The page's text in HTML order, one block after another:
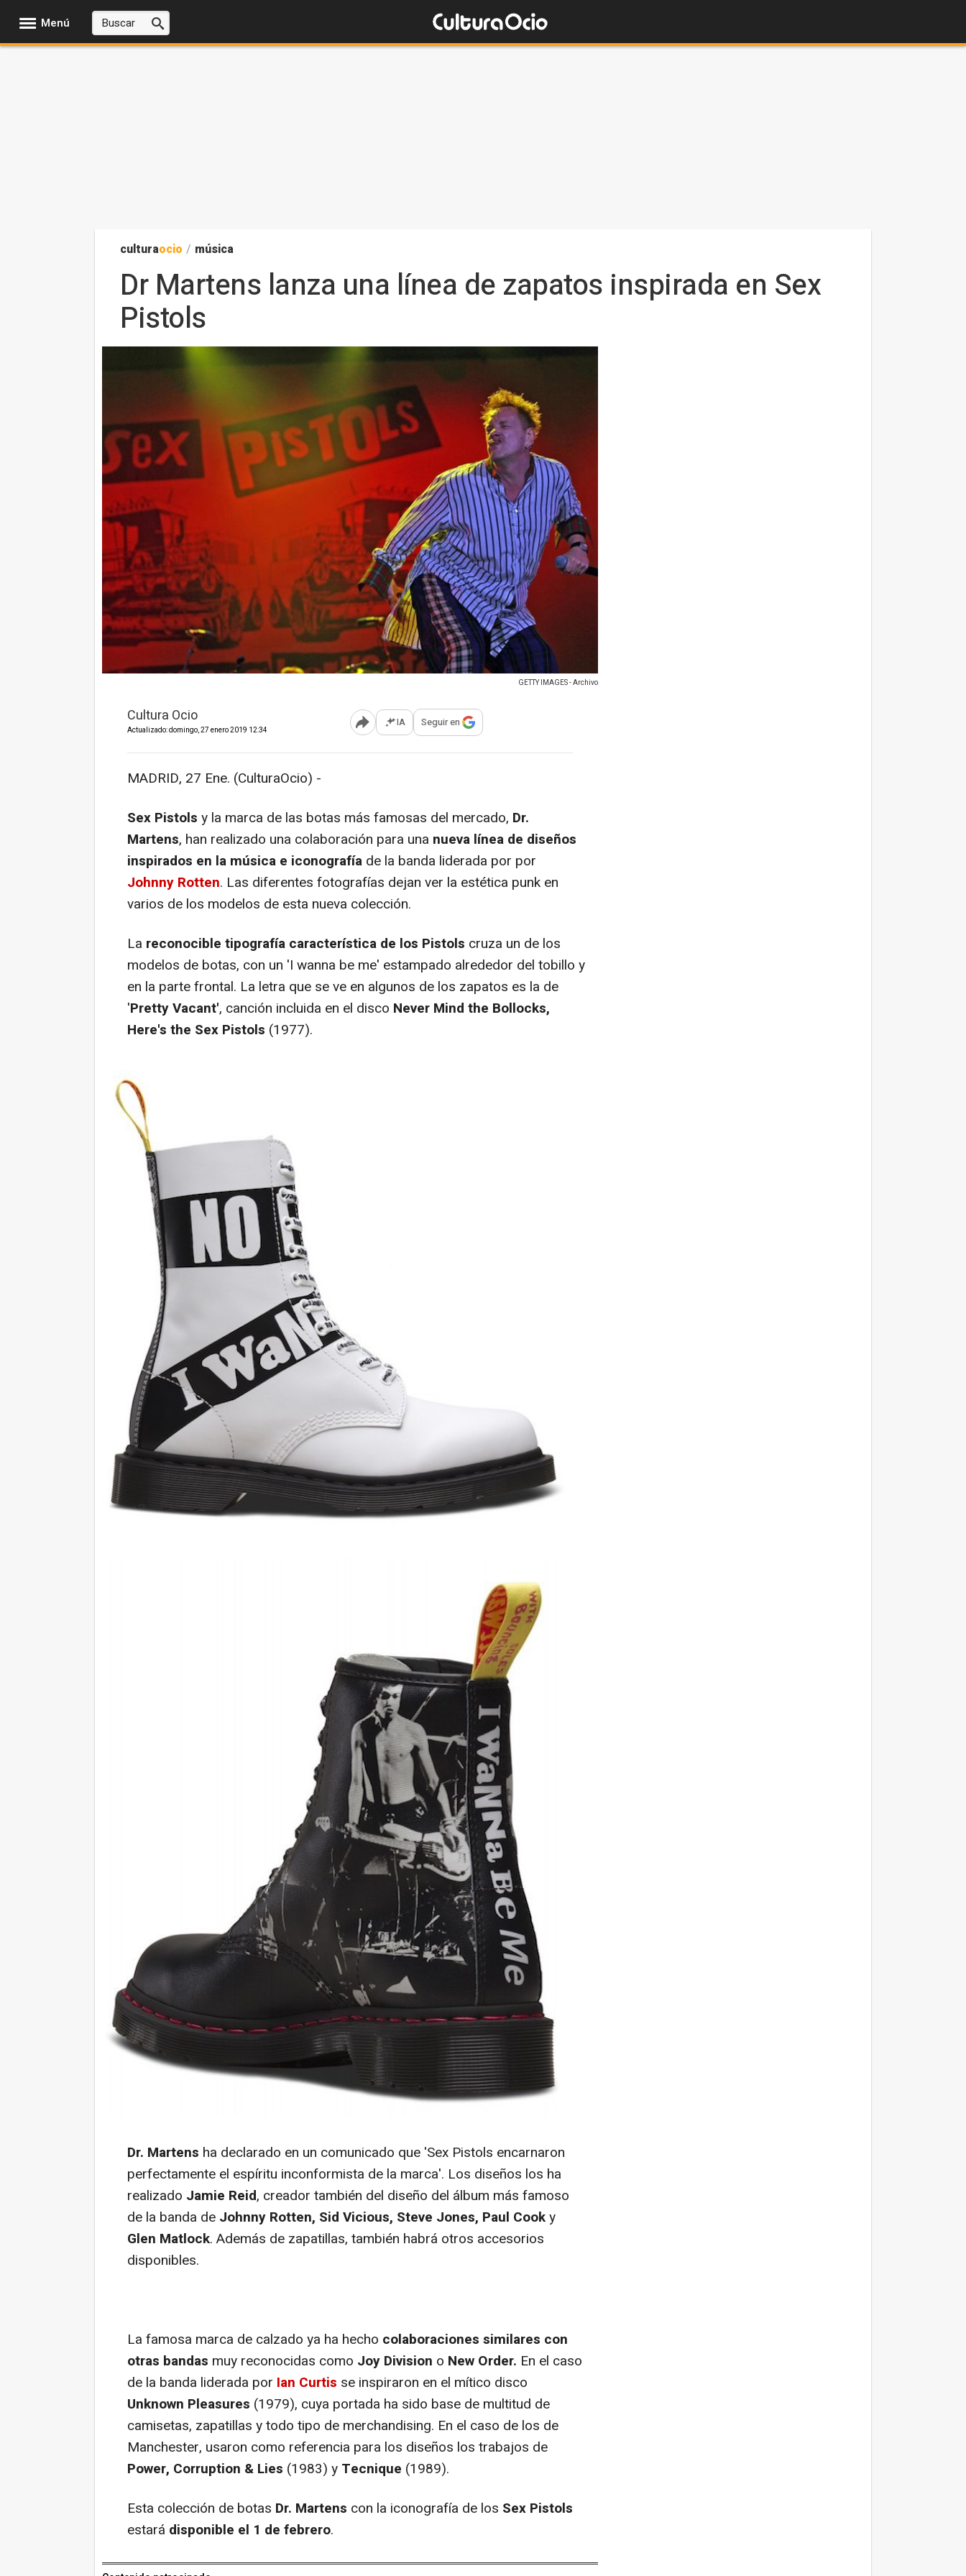
Menú
culturaocio / música
Dr Martens lanza una línea de zapatos inspirada en Sex
Pistols
GETTY IMAGES - Archivo
Cultura Ocio
Actualizado: domingo, 27 enero 2019 12:34 Abrir opciones para compartir
IA Seguir en
MADRID, 27 Ene. (CulturaOcio) -
Sex Pistols y la marca de las botas más famosas del mercado, Dr.
Martens, han realizado una colaboración para una nueva línea de diseños
inspirados en la música e iconografía de la banda liderada por por
Johnny Rotten. Las diferentes fotografías dejan ver la estética punk en
varios de los modelos de esta nueva colección.
La reconocible tipografía característica de los Pistols cruza un de los
modelos de botas, con un 'I wanna be me' estampado alrededor del tobillo y
en la parte frontal. La letra que se ve en algunos de los zapatos es la de
'Pretty Vacant', canción incluida en el disco Never Mind the Bollocks,
Here's the Sex Pistols (1977).
Dr. Martens ha declarado en un comunicado que 'Sex Pistols encarnaron
perfectamente el espíritu inconformista de la marca'. Los diseños los ha
realizado Jamie Reid, creador también del diseño del álbum más famoso
de la banda de Johnny Rotten, Sid Vicious, Steve Jones, Paul Cooky
Glen Matlock. Además de zapatillas, también habrá otros accesorios
disponibles.
La famosa marca de calzado ya ha hecho colaboraciones similares con
otras bandas muy reconocidas como Joy Division o New Order. En el caso
de la banda liderada por Ian Curtis se inspiraron en el mítico disco
Unknown Pleasures (1979), cuya portada ha sido base de multitud de
camisetas, zapatillas y todo tipo de merchandising. En el caso de los de
Manchester, usaron como referencia para los diseños los trabajos de
Power, Corruption & Lies (1983) y Tecnique (1989).
Esta colección de botas Dr. Martens con la iconografía de los Sex Pistols
estará disponible el 1 de febrero.